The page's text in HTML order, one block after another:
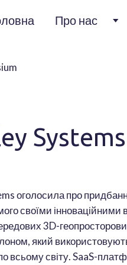
Про нас
оголосила про
своїми
3D-
який
всьому світу. SaaS-